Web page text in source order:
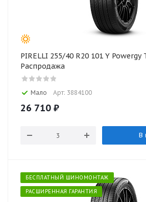
PIRELLI 255/40 R20 101 Y
Распродажа
Мало Арт: 3884100
26 710 ₽
В
БЕСПЛАТНЫЙ ШИНОМОНТАЖ
РАСШИРЕННАЯ ГАРАНТИЯ